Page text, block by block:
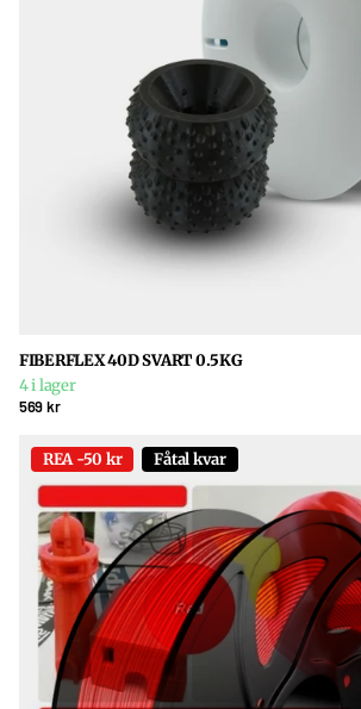
FIBERFLEX 40D SVART 0.5KG
4 i lager
569 kr
REA -50 kr Fåtal kvar